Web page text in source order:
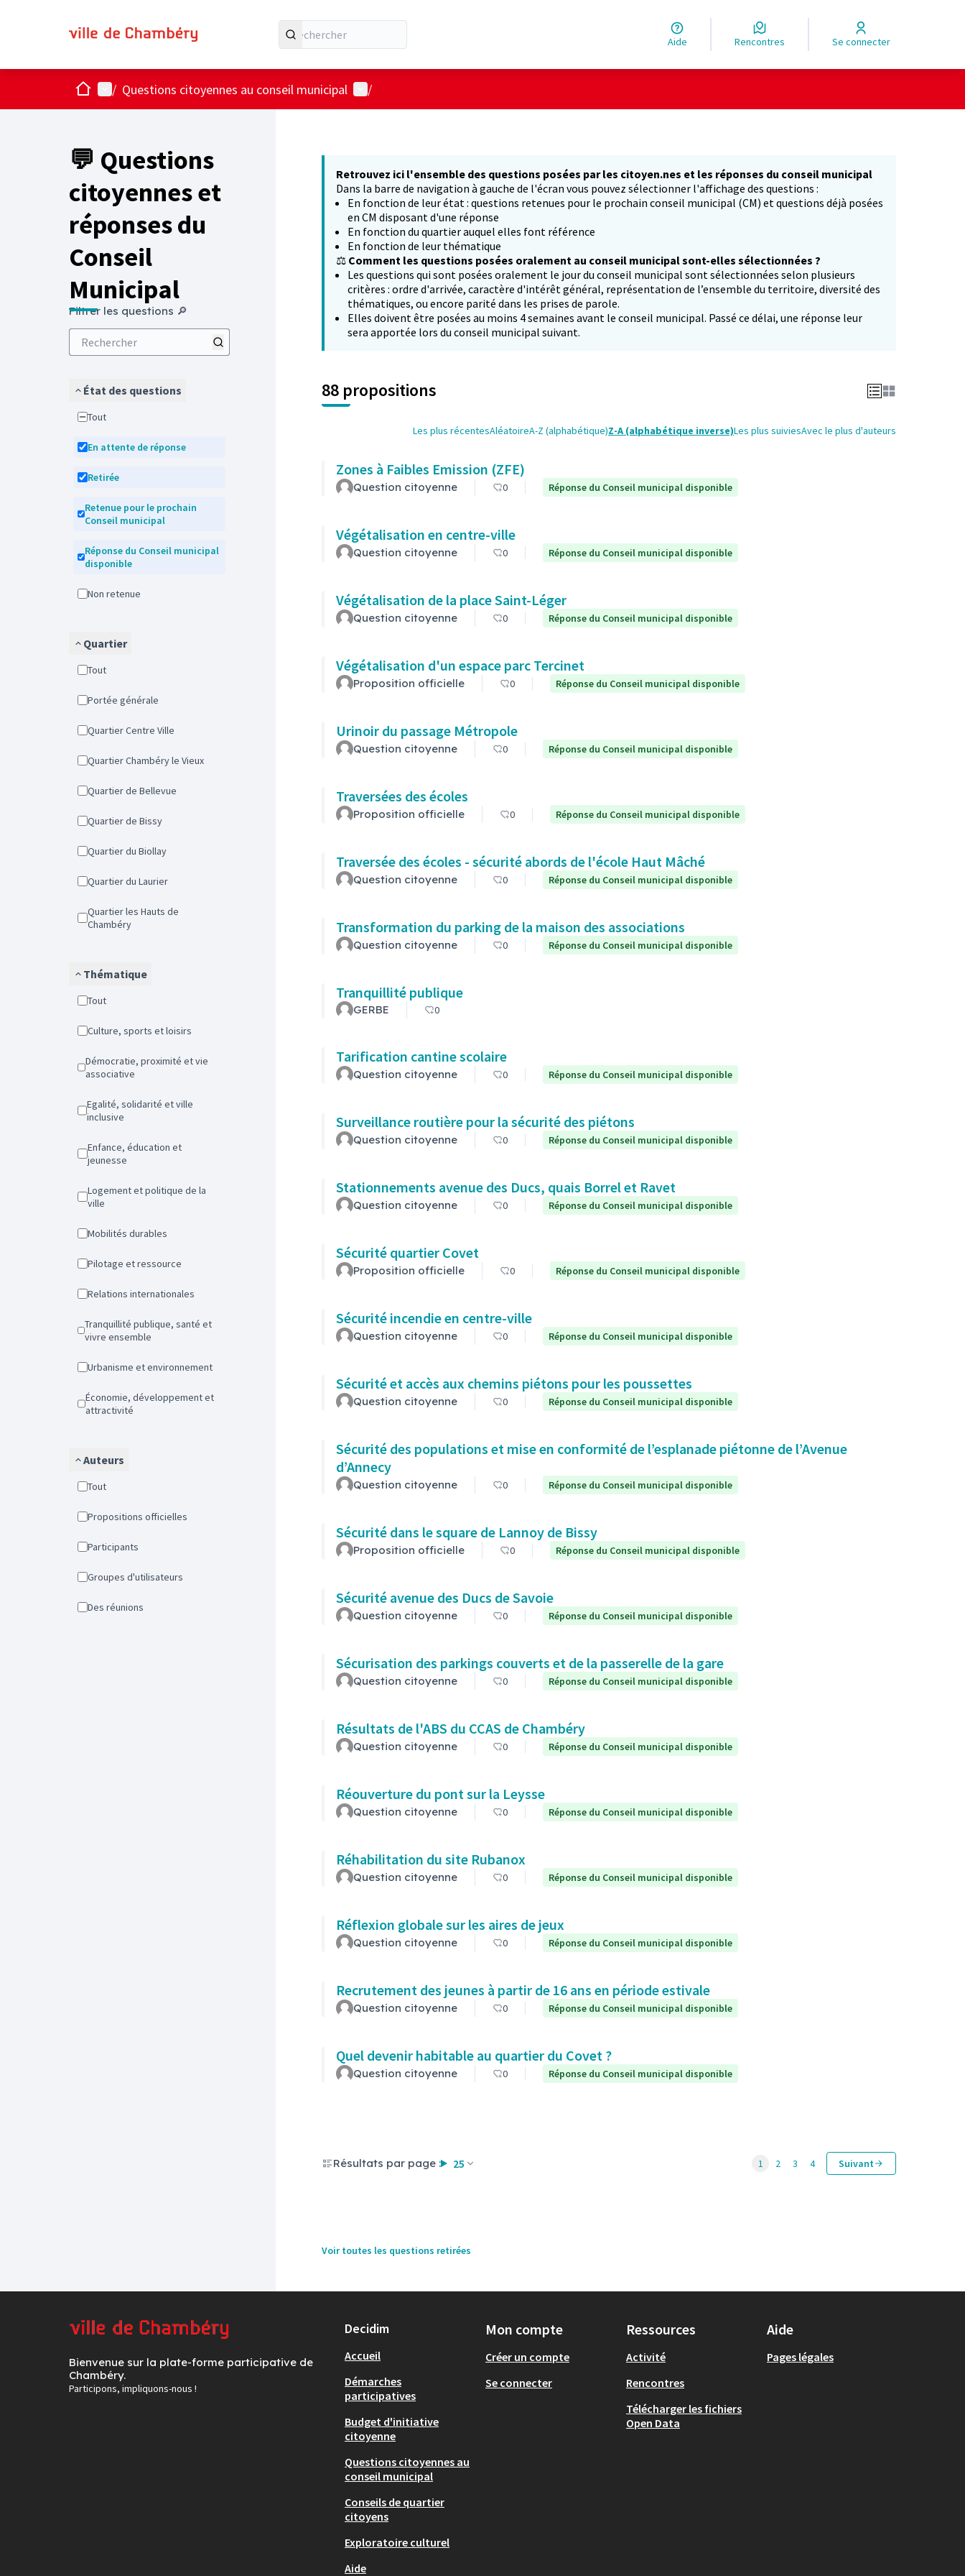
Aide Rencontres Se connecter
AccueilMenu principal
/ Questions citoyennes au conseil municipal Menu utilisateur
/
💬 Questions
citoyennes et
réponses du
Conseil
Municipal
Filtrer les questions 🔎
État des questions
Tout
En attente de réponse
Retirée
Retenue pour le prochain
Conseil municipal
Réponse du Conseil municipal
disponible
Non retenue
Quartier
Tout
Portée générale
Quartier Centre Ville
Quartier Chambéry le Vieux
Quartier de Bellevue
Quartier de Bissy
Quartier du Biollay
Quartier du Laurier
Quartier les Hauts de
Chambéry
Thématique
Tout
Culture, sports et loisirs
Démocratie, proximité et vie
associative
Egalité, solidarité et ville
inclusive
Enfance, éducation et
jeunesse
Logement et politique de la
ville
Mobilités durables
Pilotage et ressource
Relations internationales
Tranquillité publique, santé et
vivre ensemble
Urbanisme et environnement
Économie, développement et
attractivité
Auteurs
Tout
Propositions officielles
Participants
Groupes d'utilisateurs
Des réunions
Retrouvez ici l'ensemble des questions posées par les citoyen.nes et les réponses du conseil municipal
Dans la barre de navigation à gauche de l'écran vous pouvez sélectionner l'affichage des questions :
En fonction de leur état : questions retenues pour le prochain conseil municipal (CM) et questions déjà posées
en CM disposant d'une réponse
En fonction du quartier auquel elles font référence
En fonction de leur thématique
⚖️ Comment les questions posées oralement au conseil municipal sont-elles sélectionnées ?
Les questions qui sont posées oralement le jour du conseil municipal sont sélectionnées selon plusieurs
critères : ordre d'arrivée, caractère d'intérêt général, représentation de l’ensemble du territoire, diversité des
thématiques, ou encore parité dans les prises de parole.
Elles doivent être posées au moins 4 semaines avant le conseil municipal. Passé ce délai, une réponse leur
sera apportée lors du conseil municipal suivant.
88 propositions
Les plus récentesAléatoireA-Z (alphabétique)Z-A (alphabétique inverse)Les plus suiviesAvec le plus d'auteurs
Zones à Faibles Emission (ZFE)
Question citoyenne 0 Réponse du Conseil municipal disponible
Végétalisation en centre-ville
Question citoyenne 0 Réponse du Conseil municipal disponible
Végétalisation de la place Saint-Léger
Question citoyenne 0 Réponse du Conseil municipal disponible
Végétalisation d'un espace parc Tercinet
Proposition officielle 0 Réponse du Conseil municipal disponible
Urinoir du passage Métropole
Question citoyenne 0 Réponse du Conseil municipal disponible
Traversées des écoles
Proposition officielle 0 Réponse du Conseil municipal disponible
Traversée des écoles - sécurité abords de l'école Haut Mâché
Question citoyenne 0 Réponse du Conseil municipal disponible
Transformation du parking de la maison des associations
Question citoyenne 0 Réponse du Conseil municipal disponible
Tranquillité publique
GERBE 0
Tarification cantine scolaire
Question citoyenne 0 Réponse du Conseil municipal disponible
Surveillance routière pour la sécurité des piétons
Question citoyenne 0 Réponse du Conseil municipal disponible
Stationnements avenue des Ducs, quais Borrel et Ravet
Question citoyenne 0 Réponse du Conseil municipal disponible
Sécurité quartier Covet
Proposition officielle 0 Réponse du Conseil municipal disponible
Sécurité incendie en centre-ville
Question citoyenne 0 Réponse du Conseil municipal disponible
Sécurité et accès aux chemins piétons pour les poussettes
Question citoyenne 0 Réponse du Conseil municipal disponible
Sécurité des populations et mise en conformité de l’esplanade piétonne de l’Avenue
d’Annecy
Question citoyenne 0 Réponse du Conseil municipal disponible
Sécurité dans le square de Lannoy de Bissy
Proposition officielle 0 Réponse du Conseil municipal disponible
Sécurité avenue des Ducs de Savoie
Question citoyenne 0 Réponse du Conseil municipal disponible
Sécurisation des parkings couverts et de la passerelle de la gare
Question citoyenne 0 Réponse du Conseil municipal disponible
Résultats de l'ABS du CCAS de Chambéry
Question citoyenne 0 Réponse du Conseil municipal disponible
Réouverture du pont sur la Leysse
Question citoyenne 0 Réponse du Conseil municipal disponible
Réhabilitation du site Rubanox
Question citoyenne 0 Réponse du Conseil municipal disponible
Réflexion globale sur les aires de jeux
Question citoyenne 0 Réponse du Conseil municipal disponible
Recrutement des jeunes à partir de 16 ans en période estivale
Question citoyenne 0 Réponse du Conseil municipal disponible
Quel devenir habitable au quartier du Covet ?
Question citoyenne 0 Réponse du Conseil municipal disponible
Résultats par page : 25 1 2 3 4 Suivant
Voir toutes les questions retirées
Bienvenue sur la plate-forme participative de
Chambéry.
Participons, impliquons-nous !
Decidim
Accueil
Démarches
participatives
Budget d'initiative
citoyenne
Questions citoyennes au
conseil municipal
Conseils de quartier
citoyens
Exploratoire culturel
Aide
Mon compte
Créer un compte
Se connecter
Ressources
Activité
Rencontres
Télécharger les fichiers
Open Data
Aide
Pages légales